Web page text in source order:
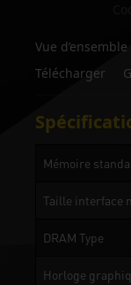
Vue d’ensemble
Télécharger
Mémoire
Taille interface
DRAM Type
Horloge